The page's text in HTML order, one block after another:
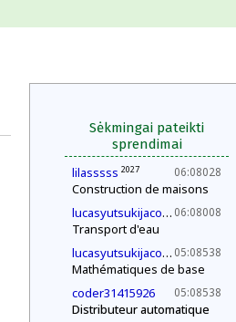
Sėkmingai pateikti
sprendimai
06:08028
lilasssss 2027
Construction de maisons
06:08008
lucasyutsukijacono 2030
Transport d'eau
05:08538
lucasyutsukijacono 2030
Mathématiques de base
05:08538
coder31415926
Distributeur automatique